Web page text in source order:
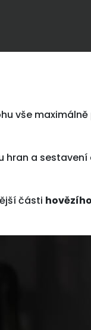
vše maximálně
hran a sestavení
části